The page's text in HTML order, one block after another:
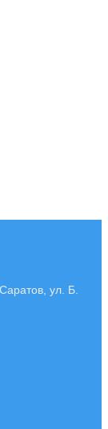
ул. Б.